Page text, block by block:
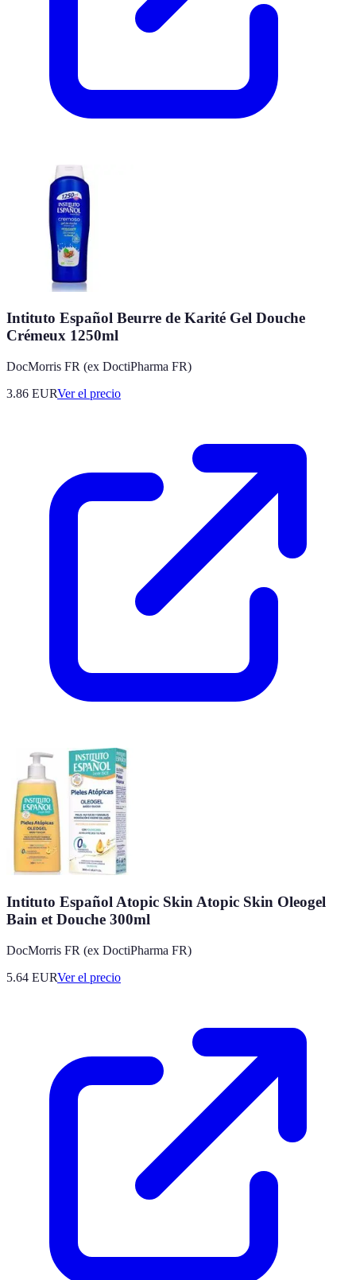
Intituto Español Beurre de Karité Gel Douche
Crémeux 1250ml
DocMorris FR (ex DoctiPharma FR)
3.86 EURVer el precio
Intituto Español Atopic Skin Atopic Skin Oleogel
Bain et Douche 300ml
DocMorris FR (ex DoctiPharma FR)
5.64 EURVer el precio